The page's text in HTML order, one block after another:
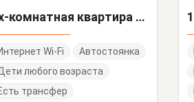
2х-комнатная квартира 72/3 кв 61
Wi-Fi
Автостоянка
любого возраста
трансфер